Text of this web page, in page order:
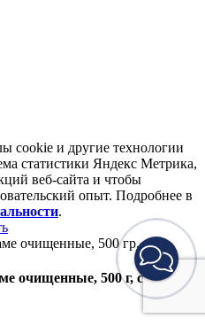
cookie и другие технологии
статистики Яндекс Метрика,
веб-сайта и чтобы
опыт. Подробнее в
.
очищенные, 500 г, с/м